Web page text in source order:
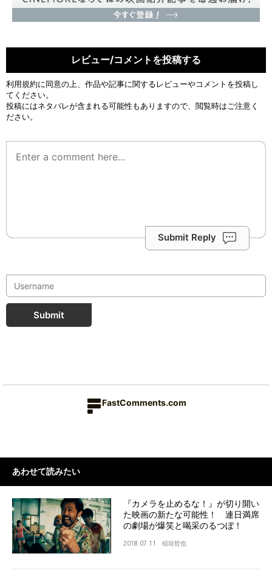
レビュー/コメントを投稿する
利用規約に同意の上、作品や記事に関するレビューやコメントを投稿し
てください。
投稿にはネタバレが含まれる可能性もありますので、閲覧時はご注意く
ださい。
Submit Reply
Submit
FastComments.com
あわせて読みたい
『カメラを止めるな！』が切り開い
た映画の新たな可能性！ 連日満席
の劇場が爆笑と喝采のるつぼ！
2018.07.11 稲垣哲也